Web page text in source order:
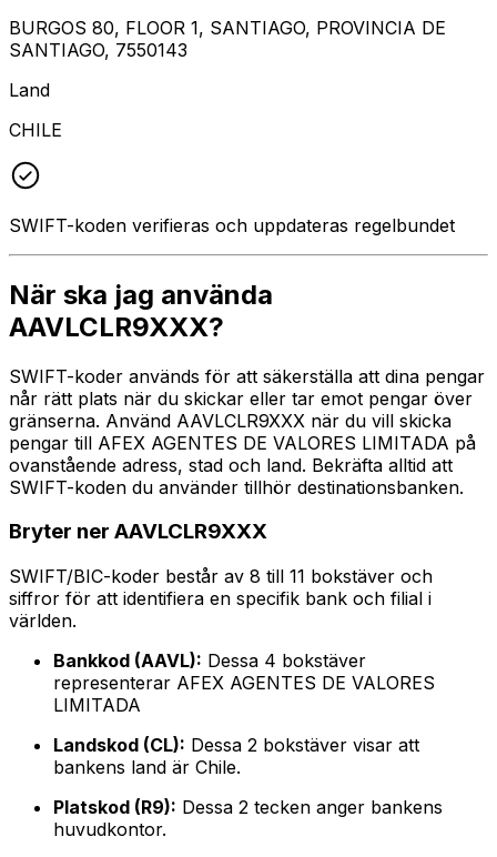
BURGOS 80, FLOOR 1, SANTIAGO, PROVINCIA DE
SANTIAGO, 7550143
Land
CHILE
SWIFT-koden verifieras och uppdateras regelbundet
När ska jag använda
AAVLCLR9XXX?
SWIFT-koder används för att säkerställa att dina pengar
når rätt plats när du skickar eller tar emot pengar över
gränserna. Använd AAVLCLR9XXX när du vill skicka
pengar till AFEX AGENTES DE VALORES LIMITADA på
ovanstående adress, stad och land. Bekräfta alltid att
SWIFT-koden du använder tillhör destinationsbanken.
Bryter ner AAVLCLR9XXX
SWIFT/BIC-koder består av 8 till 11 bokstäver och
siffror för att identifiera en specifik bank och filial i
världen.
Bankkod (AAVL): Dessa 4 bokstäver
representerar AFEX AGENTES DE VALORES
LIMITADA
Landskod (CL): Dessa 2 bokstäver visar att
bankens land är Chile.
Platskod (R9): Dessa 2 tecken anger bankens
huvudkontor.